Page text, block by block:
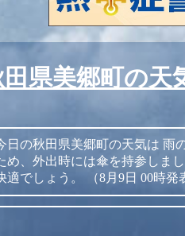
県美郷町の天
日の秋田県美郷町の天気は 雨
め、外出時には傘を持参しまし
適でしょう。
（8月9日 00時発